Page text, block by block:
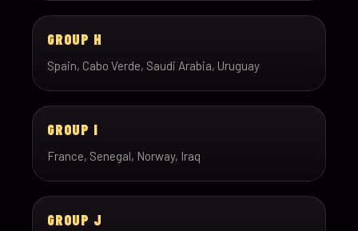
GROUP H
Spain, Cabo Verde, Saudi Arabia, Uruguay
GROUP I
France, Senegal, Norway, Iraq
GROUP J